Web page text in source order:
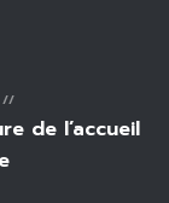
de l’accueil